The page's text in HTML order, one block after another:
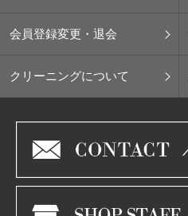
会員登録変更・退会
クリーニングについて